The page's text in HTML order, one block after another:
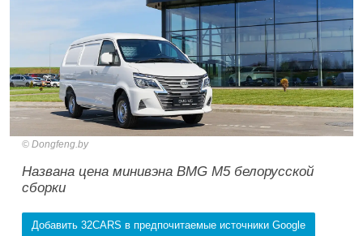
Dongfeng.by
Названа цена минивэна BMG M5 белорусской
сборки
Добавить 32CARS в предпочитаемые источники Google